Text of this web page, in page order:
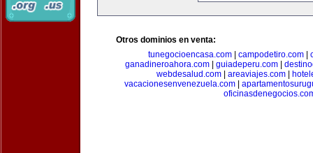
Otros dominios en venta:
tunegocioencasa.com| campodetiro.com|
ganadineroahora.com
guiadeperu.com
webdesalud.com
areaviajes.com
vacacionesenvenezuela.com|